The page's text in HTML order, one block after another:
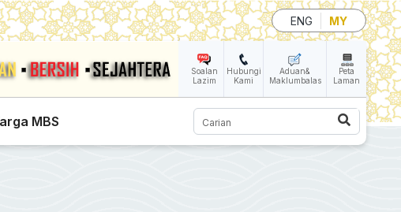
ENG MY
Soalan
Lazim
Hubungi
Kami
Aduan&
Maklumbalas
Peta
Laman
MBS Carian